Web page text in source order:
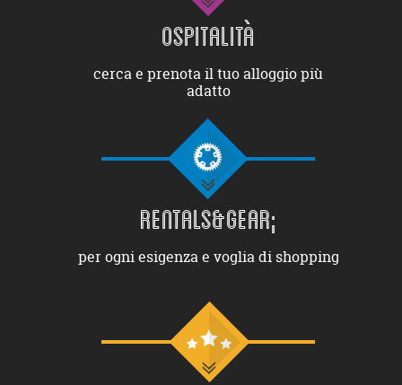
OSPITALITÀ
cerca e prenota il tuo alloggio più
adatto
RENTALS&GEAR;
per ogni esigenza e voglia di shopping